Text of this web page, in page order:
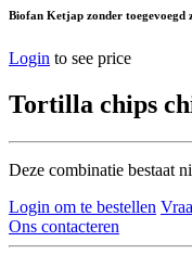
Biofan Ketjap zonder toegevoegd
Login to see price
Tortilla chips
Deze combinatie bestaat
Login om te bestellen
Ons contacteren